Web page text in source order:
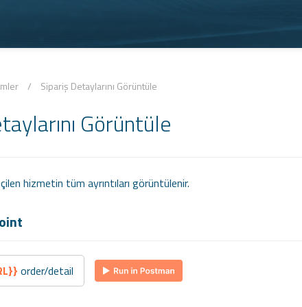
/ Sipariş Detaylarını Görüntüle
Görüntüle
hizmetin tüm ayrıntıları görüntülenir.
order/detail